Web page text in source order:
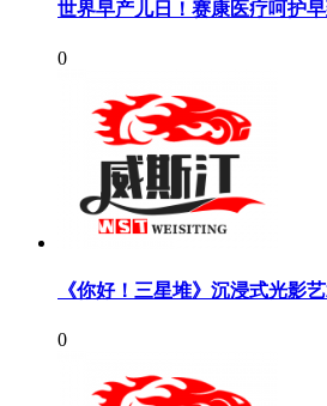
世界早产儿日！赛康医疗呵护
0
《你好！三星堆》沉浸式光影
0